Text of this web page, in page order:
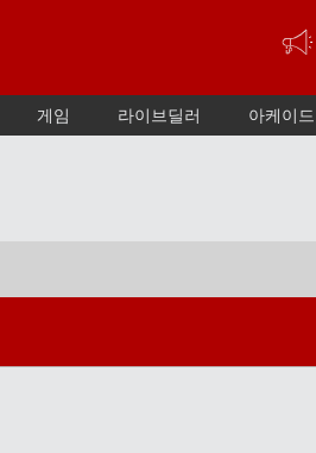
게임 라이브딜러 아케이드